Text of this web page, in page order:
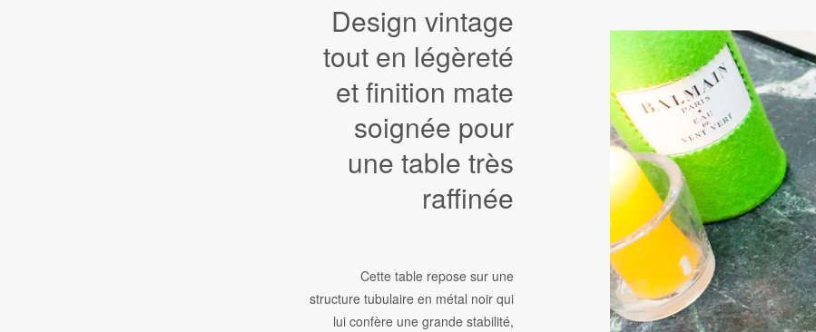
Design vintage
tout en légèreté
et finition mate
soignée pour
une table très
raffinée
Cette table repose sur une
structure tubulaire en métal noir qui
lui confère une grande stabilité,